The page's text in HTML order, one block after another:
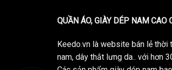
QUẦN ÁO, GIÀY DÉP NAM CAO
Keedo.vn là website bán lẻ thời
nam, dây thắt lưng da.. với hơn